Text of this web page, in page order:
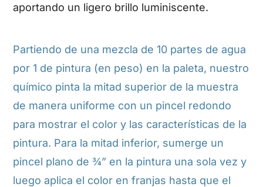
aportando un ligero brillo luminiscente.
Partiendo de una mezcla de 10 partes de agua
por 1 de pintura (en peso) en la paleta, nuestro
químico pinta la mitad superior de la muestra
de manera uniforme con un pincel redondo
para mostrar el color y las características de la
pintura. Para la mitad inferior, sumerge un
pincel plano de ¾” en la pintura una sola vez y
luego aplica el color en franjas hasta que el